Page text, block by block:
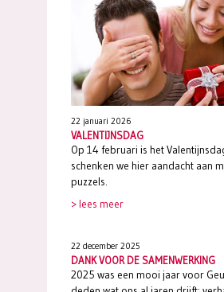
22 januari 2026
VALENTIJNSDAG
Op 14 februari is het
schenken we hier aandacht aan
puzzels.
> lees meer
22 december 2025
DANK VOOR DE SAMENWERKING
2025 was een mooi jaar voor